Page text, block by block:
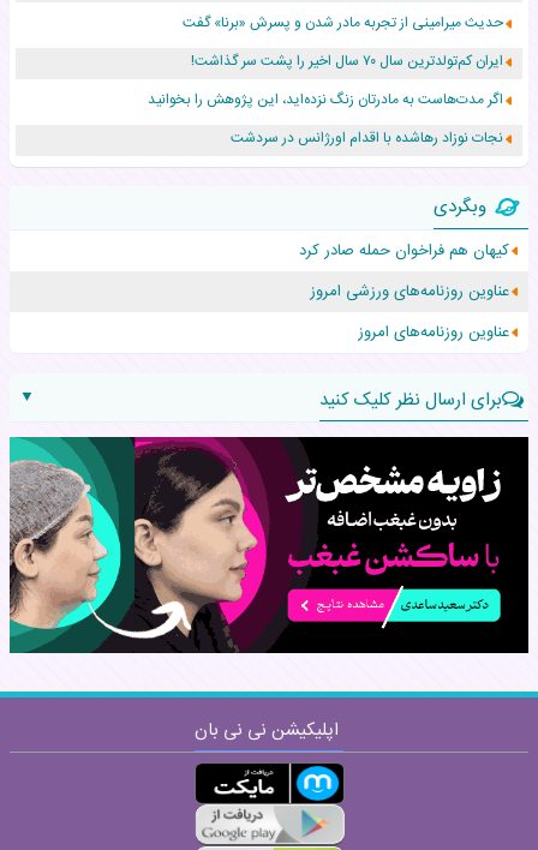
حدیث میرامینی از تجربه مادر شدن و پسرش «برنا» گفت
ایران کم‌تولدترین سال ۷۰ سال اخیر را پشت سر گذاشت!
اگر مدت‌هاست به مادرتان زنگ نزده‌اید، این پژوهش را بخوانید
نجات نوزاد رهاشده با اقدام اورژانس در سردشت
۵۵۹ نوزاد در پرو با نام «هالند» به دنیا آمدند!
زن ۲۴ ساله پس از درمان سرطان رحم، مادر شد
افزایش قد این دختر، چند میلیون دلار برای پدرش خرج داشته
حرکت غیرقانونی یک پرستار، جان دوقلوها را نجات داد!
وبگردی
کیهان هم فراخوان حمله صادر کرد
عناوین روزنامه‌های ورزشی امروز
عناوین روزنامه‌های امروز
برای ارسال نظر کلیک کنید
▼
نام:
اپلیکیشن نی نی بان